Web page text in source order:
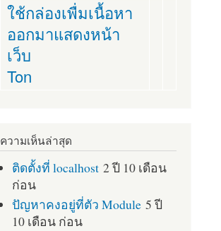
ใช้กล่องเพื่มเนื้อหา
ออกมาแสดงหน้า
เว็บ
Ton
ความเห็นล่าสุด
ติดตั้งที่ localhost 2 ปี 10 เดือน
ก่อน
ปัญหาคงอยู่ที่ตัว Module 5 ปี
10 เดือน ก่อน